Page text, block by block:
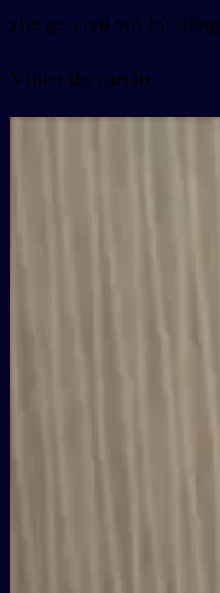
zhè ge cíyǔ wǒ bù dǒng
Vídeo do cartão